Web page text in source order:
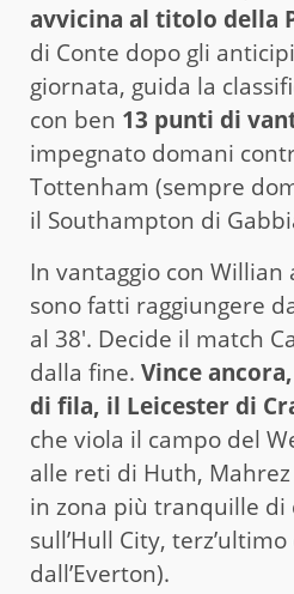
avvicina al titolo della
di Conte dopo gli
giornata, guida la
con ben 13 punti di
impegnato domani
Tottenham (sempre
il Southampton di
In vantaggio con Willian
sono fatti raggiungere
al 38′. Decide il match
dalla fine. Vince
di fila, il Leicester di
che viola il campo del
alle reti di Huth,
in zona più tranquille di
sull’Hull City,
dall’Everton).